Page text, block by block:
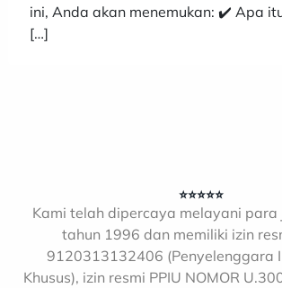
ini, Anda akan menemukan: ✔️ Apa
[…]
⭐⭐⭐⭐⭐
Kami telah dipercaya melayani para
tahun 1996 dan memiliki izin
9120313132406 (Penyelenggara
Khusus), izin resmi PPIU NOMOR